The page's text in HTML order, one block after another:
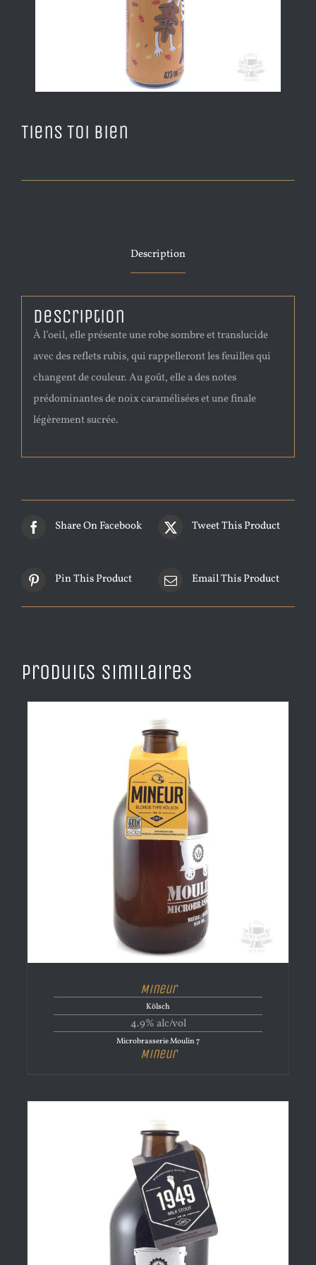
Tiens Toi Bien
Description
Description
À l’oeil, elle présente une robe sombre et translucide
avec des reflets rubis, qui rappelleront les feuilles qui
changent de couleur. Au goût, elle a des notes
prédominantes de noix caramélisées et une finale
légèrement sucrée.
Share On Facebook Tweet This Product
Pin This Product Email This Product
Produits similaires
Mineur
Kölsch
4.9% alc/vol
Microbrasserie Moulin 7
Mineur